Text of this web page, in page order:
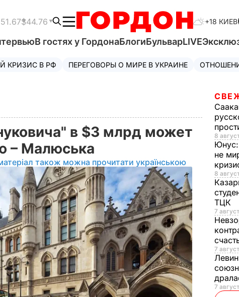
$44.76 +18 КИЕВ
В гостях у ГордонаБлогиБульварLIVE
КРИЗИС В РФ ПЕРЕГОВОРЫ О МИРЕ В УКРАИНЕ
в $3 млрд может
– Малюська
також можна прочитати українською
8
Юнус:
не
8
ТЦК
7
7
7